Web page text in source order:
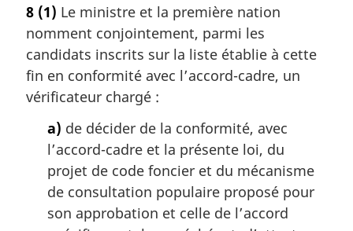
t
e
m
a
g
8 (1) Le ministre et la première nation
nomment conjointement, parmi les
candidats inscrits sur la liste établie à cette
fin en conformité avec l’accord-cadre, un
vérificateur chargé :
a) de décider de la conformité, avec
l’accord-cadre et la présente loi, du
projet de code foncier et du mécanisme
de consultation populaire proposé pour
son approbation et celle de l’accord